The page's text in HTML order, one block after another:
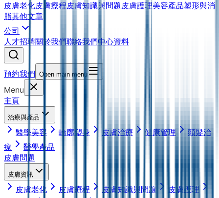
皮膚老化皮膚療程皮膚知識與問題皮膚護理美容產品塑形與消
脂其他文章
公司
人才招聘關於我們聯絡我們中心資料
預約我們 Open main menu
Menu
主頁
治療與產品
醫學美容 輪廓塑身 皮膚治療 健康管理
頭髮治
療
醫學產品
皮膚問題
皮膚資訊
皮膚老化 皮膚療程 皮膚知識與問題
皮膚護理